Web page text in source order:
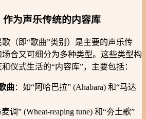
为声乐传统的内容库
（即“歌曲”类别）是主要的声乐传
合又可细分为多种类型。这些类型构
仪式生活的“内容库”，主要包括：
曲：如“阿哈巴拉” (Ahabara) 和“马达
调” (Wheat-reaping tune) 和“夯土歌”